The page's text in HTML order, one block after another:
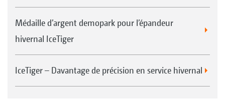
Médaille d’argent demopark pour l’épandeur
hivernal IceTiger
IceTiger – Davantage de précision en service hivernal